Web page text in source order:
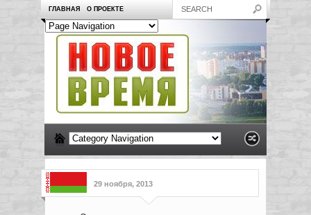
ГЛАВНАЯ О ПРОЕКТЕ
29 ноября, 2013